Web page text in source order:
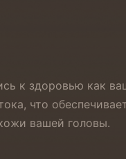
к здоровью как
что
вашей головы.